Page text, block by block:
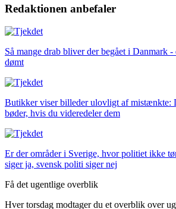
Redaktionen anbefaler
Så mange drab bliver der begået i Danmark
dømt
Butikker viser billeder ulovligt af mistænkte:
bøder, hvis du videredeler dem
Er der områder i Sverige, hvor politiet ikke
siger ja, svensk politi siger nej
Få det ugentlige overblik
Hver torsdag modtager du et overblik over